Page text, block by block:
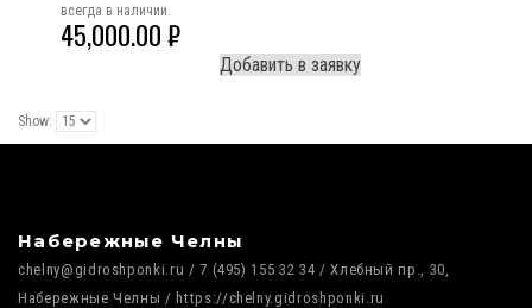
всегда в наличии.
45,000.00₽
Добавить в заявку
Show:
Набережные Челны
chelny@gidroshponki.ru / 7 (495) 155 32 34 / Хлебный пр., 30,
Набережные Челны / https://chelny.gidroshponki.ru